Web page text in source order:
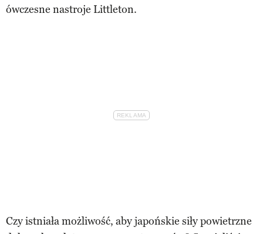
ówczesne nastroje Littleton.
Czy istniała możliwość, aby japońskie siły powietrzne